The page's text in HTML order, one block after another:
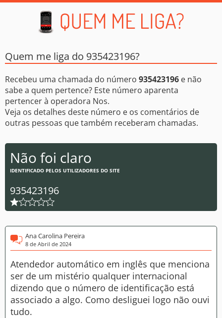
Quem me liga do 935423196?
Recebeu uma chamada do número 935423196 e não
sabe a quem pertence? Este número aparenta
pertencer à operadora Nos.
Veja os detalhes deste número e os comentários de
outras pessoas que também receberam chamadas.
Não foi claro
IDENTIFICADO PELOS UTILIZADORES DO SITE
935423196
Ana Carolina Pereira
8 de Abril de 2024
Atendedor automático em inglês que menciona
ser de um mistério qualquer internacional
dizendo que o número de identificação está
associado a algo. Como desliguei logo não ouvi
tudo.